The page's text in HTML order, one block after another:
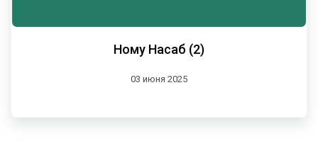
Ному Насаб (2)
03 июня 2025